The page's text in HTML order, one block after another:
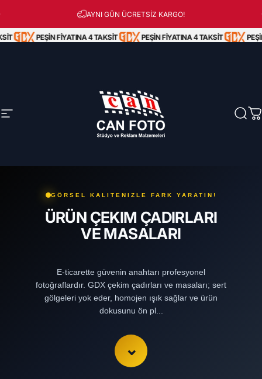
AYNI GÜN ÜCRETSİZ KARGO!
PEŞİN FİYATINA 4 TAKSİT PEŞİN FİYATINA 4 TAKSİT PEŞİN
Site navigasyonu Can Foto Stüdyo ve Reklam MalzemeleriAra
GÖRSEL KALITENIZLE FARK YARATIN!
ÜRÜN ÇEKIM ÇADIRLARI
VE MASALARI
E-ticarette güvenin anahtarı profesyonel
fotoğraflardır. GDX çekim çadırları ve masaları; sert
gölgeleri yok eder, homojen ışık sağlar ve ürün
dokusunu ön pl...
fotoğraflardır. GDX çekim çadırları ve masaları; sert
gölgeleri yok eder, homojen ışık sağlar ve ürün
dokusunu ön plana çıkarır. LED’li çadırlarla tak-
⌄